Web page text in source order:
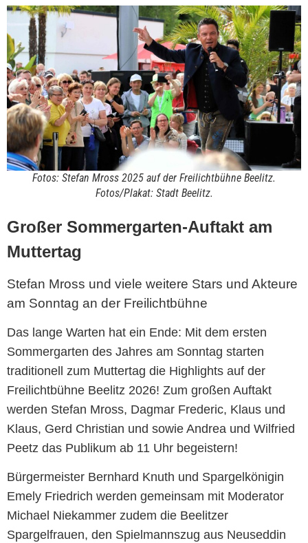
Fotos: Stefan Mross 2025 auf der Freilichtbühne Beelitz.
Fotos/Plakat: Stadt Beelitz.
Großer Sommergarten-Auftakt am
Muttertag
Stefan Mross und viele weitere Stars und Akteure
am Sonntag an der Freilichtbühne
Das lange Warten hat ein Ende: Mit dem ersten
Sommergarten des Jahres am Sonntag starten
traditionell zum Muttertag die Highlights auf der
Freilichtbühne Beelitz 2026! Zum großen Auftakt
werden Stefan Mross, Dagmar Frederic, Klaus und
Klaus, Gerd Christian und sowie Andrea und Wilfried
Peetz das Publikum ab 11 Uhr begeistern!
Bürgermeister Bernhard Knuth und Spargelkönigin
Emely Friedrich werden gemeinsam mit Moderator
Michael Niekammer zudem die Beelitzer
Spargelfrauen, den Spielmannszug aus Neuseddin